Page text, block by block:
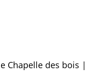
Chapelle des bois